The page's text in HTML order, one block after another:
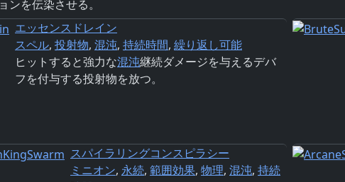
ョンを伝染させる。
エッセンスドレイン
スペル, 投射物, 混沌, 持続時間, 繰り返し可能
ヒットすると強力な混沌継続ダメージを与えるデバ
フを付与する投射物を放つ。
スパイラリングコンスピラシー
ミニオン, 永続, 範囲効果, 物理, 混沌, 持続